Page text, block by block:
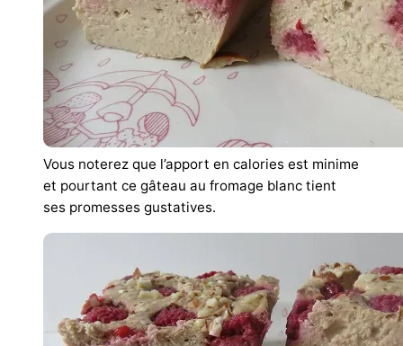
Vous noterez que l’apport en calories est minime
et pourtant ce gâteau au fromage blanc tient
ses promesses gustatives.